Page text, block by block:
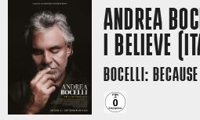
ANDREA
I BELIEVE
BOCELLI: